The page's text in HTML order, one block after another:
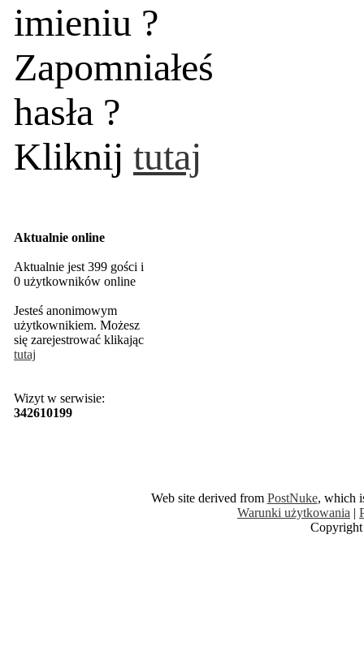
imieniu ?
Zapomniałeś
hasła ?
Kliknij tutaj
Aktualnie online
Aktualnie jest 399 gości i
0 użytkowników online
Jesteś anonimowym
użytkownikiem. Możesz
się zarejestrować klikając
tutaj
Wizyt w serwisie:
342610199
Web site derived from PostNuke, which
Warunki użytkowania |